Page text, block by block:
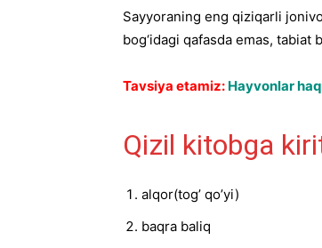
Sayyoraning eng qiziqarli
bog‘idagi qafasda emas, tabiat
Tavsiya etamiz: Hayvonlar
Qizil kitobga
alqor(tog’ qo’yi)
baqra baliq